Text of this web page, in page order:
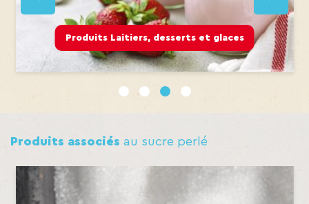
Ingrédients et Additifs
1 2 3 4
Produits associés au sucre perlé